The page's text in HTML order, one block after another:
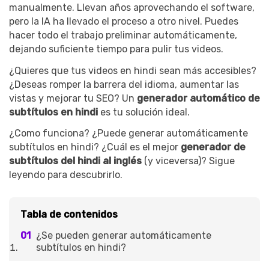
manualmente. Llevan años aprovechando el software,
pero la IA ha llevado el proceso a otro nivel. Puedes
hacer todo el trabajo preliminar automáticamente,
dejando suficiente tiempo para pulir tus videos.
¿Quieres que tus videos en hindi sean más accesibles?
¿Deseas romper la barrera del idioma, aumentar las
vistas y mejorar tu SEO? Un generador automático de
subtítulos en hindi es tu solución ideal.
¿Como funciona? ¿Puede generar automáticamente
subtítulos en hindi? ¿Cuál es el mejor generador de
subtítulos del hindi al inglés (y viceversa)? Sigue
leyendo para descubrirlo.
Tabla de contenidos
¿Se pueden generar automáticamente
subtítulos en hindi?